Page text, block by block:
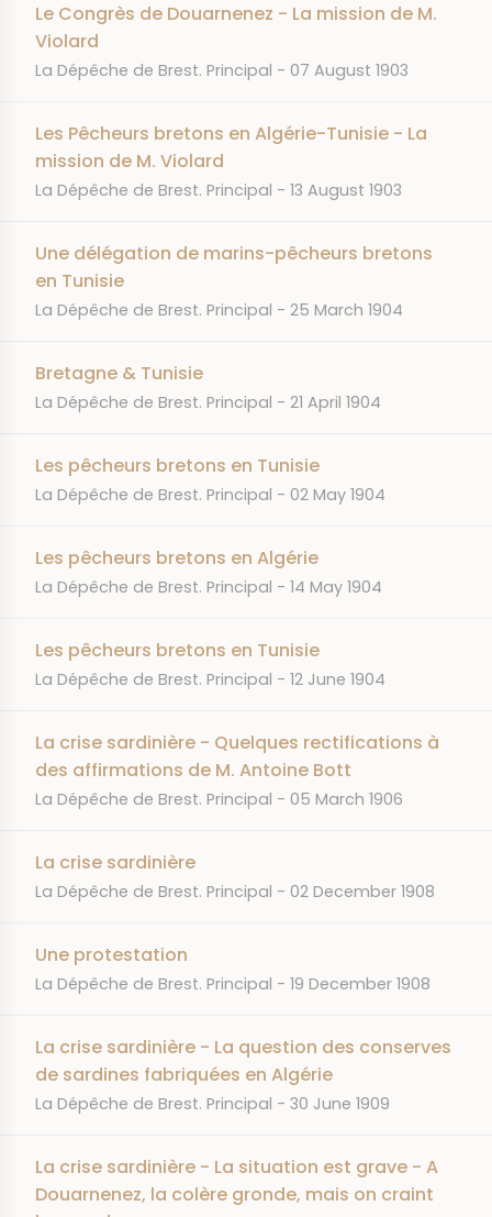
Le Congrès de Douarnenez - La mission de M.
Violard
JOURNAL
La Dépêche de Brest. Principal DATE
07 August 1903
Les Pêcheurs bretons en Algérie-Tunisie - La
mission de M. Violard
JOURNAL
La Dépêche de Brest. Principal DATE
13 August 1903
Une délégation de marins-pêcheurs bretons
en Tunisie
JOURNAL
La Dépêche de Brest. Principal DATE
25 March 1904
Bretagne & Tunisie
JOURNAL
La Dépêche de Brest. Principal DATE
21 April 1904
Les pêcheurs bretons en Tunisie
JOURNAL
La Dépêche de Brest. Principal DATE
02 May 1904
Les pêcheurs bretons en Algérie
JOURNAL
La Dépêche de Brest. Principal DATE
14 May 1904
Les pêcheurs bretons en Tunisie
JOURNAL
La Dépêche de Brest. Principal DATE
12 June 1904
La crise sardinière - Quelques rectifications à
des affirmations de M. Antoine Bott
JOURNAL
La Dépêche de Brest. Principal DATE
05 March 1906
La crise sardinière
JOURNAL
La Dépêche de Brest. Principal DATE
02 December 1908
Une protestation
JOURNAL
La Dépêche de Brest. Principal DATE
19 December 1908
La crise sardinière - La question des conserves
de sardines fabriquées en Algérie
JOURNAL
La Dépêche de Brest. Principal DATE
30 June 1909
La crise sardinière - La situation est grave - A
Douarnenez, la colère gronde, mais on craint